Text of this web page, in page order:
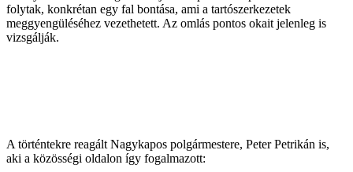
folytak, konkrétan egy fal bontása, ami a tartószerkezetek
meggyengüléséhez vezethetett. Az omlás pontos okait jelenleg is
vizsgálják.
A történtekre reagált Nagykapos polgármestere, Peter Petrikán is,
aki a közösségi oldalon így fogalmazott: